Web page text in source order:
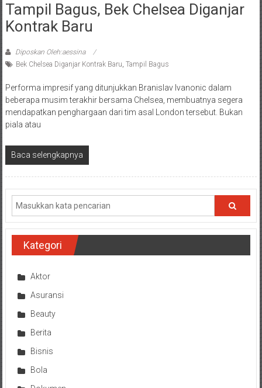
Tampil Bagus, Bek Chelsea Diganjar
Kontrak Baru
Diposkan Oleh:aessina
Bek Chelsea Diganjar Kontrak Baru, Tampil Bagus
Performa impresif yang ditunjukkan Branislav Ivanonic dalam
beberapa musim terakhir bersama Chelsea, membuatnya segera
mendapatkan penghargaan dari tim asal London tersebut. Bukan
piala atau
Baca selengkapnya
Kategori
Aktor
Asuransi
Beauty
Berita
Bisnis
Bola